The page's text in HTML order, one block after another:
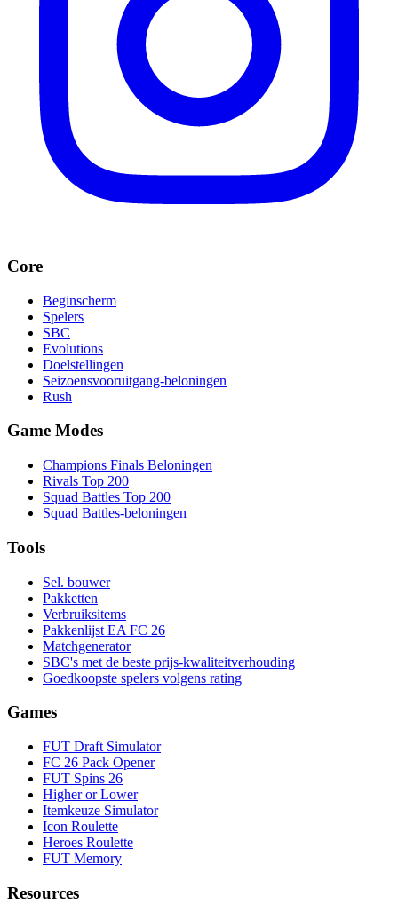
Core
Beginscherm
Spelers
SBC
Evolutions
Doelstellingen
Seizoensvooruitgang-beloningen
Rush
Game Modes
Champions Finals Beloningen
Rivals Top 200
Squad Battles Top 200
Squad Battles-beloningen
Tools
Sel. bouwer
Pakketten
Verbruiksitems
Pakkenlijst EA FC 26
Matchgenerator
SBC's met de beste prijs-kwaliteitverhouding
Goedkoopste spelers volgens rating
Games
FUT Draft Simulator
FC 26 Pack Opener
FUT Spins 26
Higher or Lower
Itemkeuze Simulator
Icon Roulette
Heroes Roulette
FUT Memory
Resources